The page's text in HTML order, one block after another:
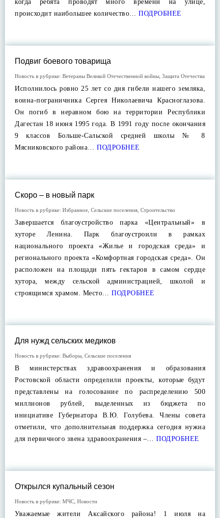
когда ребята проводят много времени на улице,
происходит наибольшее количество… ПОДРОБНЕЕ
Подвиг боевого товарища
Новость в рубрике: Ветераны Великой Отечественной войны Защита Отечества
Исполнилось ровно 25 лет со дня гибели нашего земляка,
воина-пограничника Сергея Николаевича Красноглазова.
Он погиб в неравном бою на территории Республики
Дагестан 18 июня 1995 года. В 1991 году после окончания
9 классов Больше-Сальской средней школы № 8
Мясниковского района… ПОДРОБНЕЕ
Скоро – в новый парк
Новость в рубрике: Избранное Сельские поселения Строительство
Завершается благоустройство парка «Центральный» в
хуторе Ленина. Парк благоустроили в рамках
национального проекта «Жилье и городская среда» и
регионального проекта «Комфортная городская среда». Он
расположен на площади пять гектаров в самом сердце
хутора, между сельской администрацией, школой и
строящимся храмом. Место… ПОДРОБНЕЕ
Для нужд сельских медиков
Новость в рубрике: Выборы Сельские поселения
В министерствах здравоохранения и образования
Ростовской области определили проекты, которые будут
представлены на голосование по распределению 500
миллионов рублей, выделенных из бюджета по
инициативе Губернатора В.Ю. Голубева. Члены совета
отметили, что дополнительная поддержка сегодня нужна
для первичного звена здравоохранения –… ПОДРОБНЕЕ
Открылся купальный сезон
Новость в рубрике: МЧС Новости
Уважаемые жители Аксайского района! 1 июля на